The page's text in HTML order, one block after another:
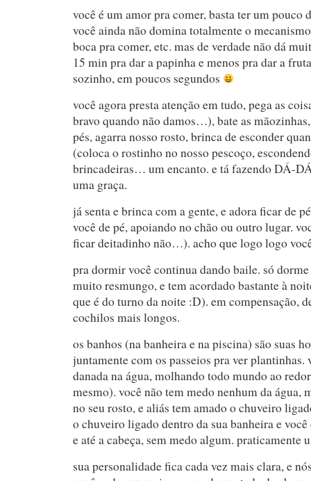
você é um amor pra comer, basta ter um pouco
você ainda não domina totalmente o
boca pra comer, etc. mas de verdade não dá
15 min pra dar a papinha e menos pra dar a
sozinho, em poucos segundos
você agora presta atenção em tudo, pega as
bravo quando não damos…), bate as
pés, agarra nosso rosto, brinca de esconder
(coloca o rostinho no nosso pescoço,
brincadeiras… um encanto. e tá fazendo DÁ-
uma graça.
já senta e brinca com a gente, e adora ficar de
você de pé, apoiando no chão ou outro lugar.
ficar deitadinho não…). acho que logo logo
pra dormir você continua dando baile. só
muito resmungo, e tem acordado bastante à
que é do turno da noite :D). em compensação,
cochilos mais longos.
os banhos (na banheira e na piscina) são suas
juntamente com os passeios pra ver plantinhas.
danada na água, molhando todo mundo ao
mesmo). você não tem medo nenhum da água,
no seu rosto, e aliás tem amado o chuveiro
o chuveiro ligado dentro da sua banheira e
e até a cabeça, sem medo algum. praticamente
sua personalidade fica cada vez mais clara, e